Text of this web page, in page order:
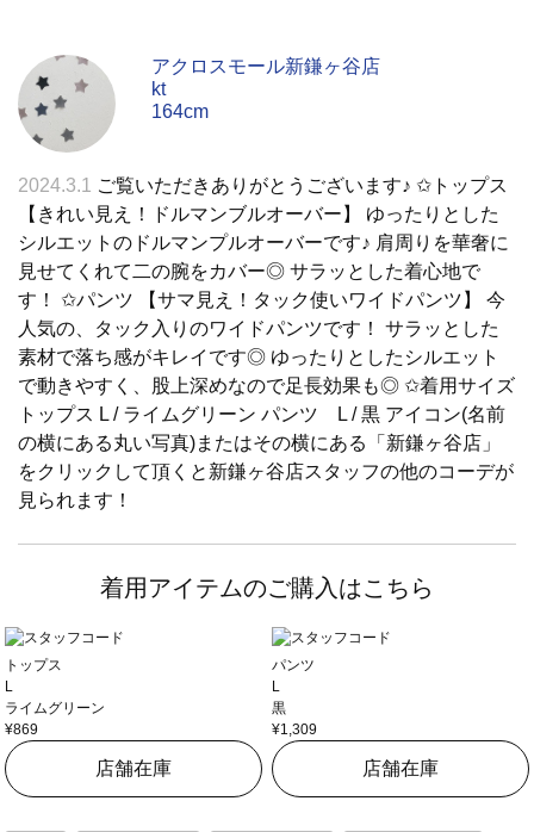
アクロスモール新鎌ヶ谷店
kt
164cm
2024.3.1
ご覧いただきありがとうございます♪ ✩トップス
【きれい見え！ドルマンブルオーバー】 ゆったりとした
シルエットのドルマンプルオーバーです♪ 肩周りを華奢に
見せてくれて二の腕をカバー◎ サラッとした着心地で
す！ ✩パンツ 【サマ見え！タック使いワイドパンツ】 今
人気の、タック入りのワイドパンツです！ サラッとした
素材で落ち感がキレイです◎ ゆったりとしたシルエット
で動きやすく、股上深めなので足長効果も◎ ✩着用サイズ
トップス L / ライムグリーン パンツ L / 黒 アイコン(名前
の横にある丸い写真)またはその横にある「新鎌ヶ谷店」
をクリックして頂くと新鎌ヶ谷店スタッフの他のコーデが
見られます！
着用アイテムのご購入はこちら
トップス
L
ライムグリーン
¥869
店舗在庫
パンツ
L
黒
¥1,309
店舗在庫